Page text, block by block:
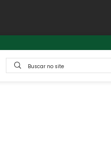
Buscar no site